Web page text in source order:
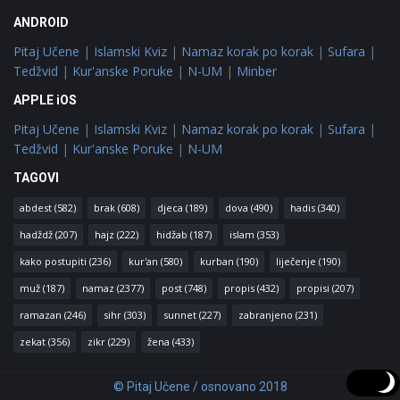
ANDROID
Pitaj Učene | Islamski Kviz | Namaz korak po korak | Sufara |
Tedžvid | Kur'anske Poruke | N-UM | Minber
APPLE iOS
Pitaj Učene | Islamski Kviz | Namaz korak po korak | Sufara |
Tedžvid | Kur'anske Poruke | N-UM
TAGOVI
abdest (582) brak (608) djeca (189) dova (490) hadis (340)
hadždž (207) hajz (222) hidžab (187) islam (353)
kako postupiti (236) kur'an (580) kurban (190) liječenje (190)
muž (187) namaz (2377) post (748) propis (432) propisi (207)
ramazan (246) sihr (303) sunnet (227) zabranjeno (231)
zekat (356) zikr (229) žena (433)
© Pitaj Učene / osnovano 2018